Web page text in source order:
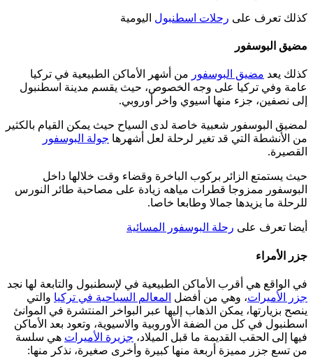
كذلك تعرف على رحلات اسطنبول اليومية
مضيق البوسفور
كذلك يعد مضيق البوسفور من أشهر الأماكن الطبيعية في تركيا
عامة وفي تركيا على وجه الخصوص، حيث يقسم مدينة اسطنبول
إلى نصفين، جزء منها اسيوي واخر أوروبي.
لمضيق البوسفور شعبية خاصة لدى السياح حيث يمكن القيام بالكثير
من الأنشطة التي قد تغير لرحلة لعل أشهرها جولة البوسفور
القصيرة.
حيث يستمتع الزائر بركوب الباخرة وقضاء وقت خلالها داخل
البوسفور ممزوجا قطرات مياهه زيادة على مصاحبة طائر النورس
للرحلة ما يزيدها جمالا وطابعا خاصا.
أيضا تعرف على رحلة البوسفور المسائية
جزر الأمراء
في الواقع هي أقرب الأماكن الطبيعية في لإسطنبول والتابعة لها نجد
جزر الأميرات، وهي من أفضل المعالم السياحية في تركيا والتي
ينصح بزيارتها، يمكن الذهاب إليها عبر البواخر المنتشرة في الموانئ
اسطنبول في كل من الضفة الأوروبية والاسيوية، وتعود بعد الأماكن
فيها إلى الحقب القديمة ما قبل الميلاد، جزيرة الأميرات هي سلسة
من تسع جزر مميزة أربعة منها كبيرة وأخرى صغيرة، نذكر منها: